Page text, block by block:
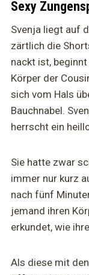
Sexy
Svenja liegt auf
zärtlich die
nackt ist,
Körper der
sich vom Hals
Bauchnabel.
herrscht ein
Sie hatte zwar
immer nur kurz
nach fünf
jemand ihren
erkundet, wie
Als diese mit